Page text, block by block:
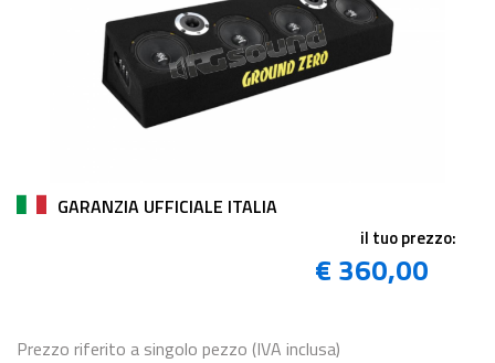
GARANZIA UFFICIALE ITALIA
il tuo prezzo:
€ 360,00
Prezzo riferito a singolo pezzo (IVA inclusa)